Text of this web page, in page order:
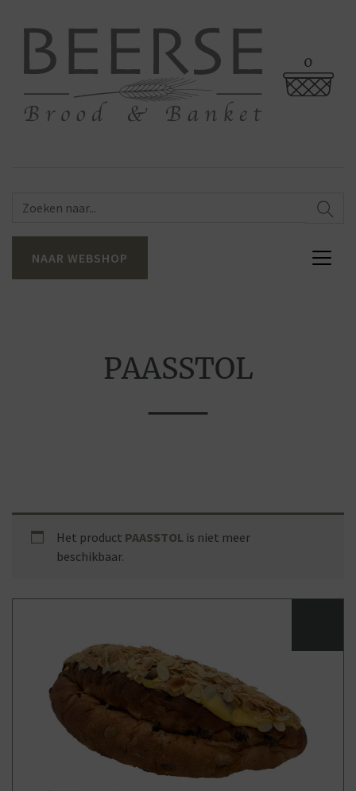
0
NAAR WEBSHOP
PAASSTOL
Het product PAASSTOL is niet meer
beschikbaar.